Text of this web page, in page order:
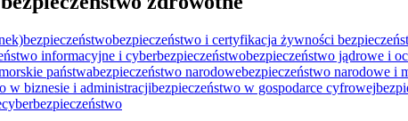
bezpieczeństwobezpieczeństwo i certyfikacja żywności
informacyjne i cyberbezpieczeństwobezpieczeństwo jądrowe i
państwabezpieczeństwo narodowebezpieczeństwo narodowe i
w biznesie i administracjibezpieczeństwo w gospodarce cyfrowej
cyberbezpieczeństwo